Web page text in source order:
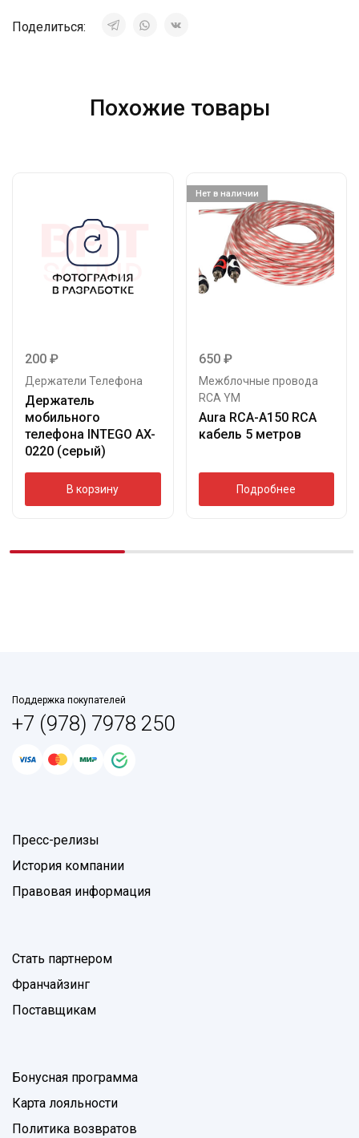
Поделиться:
Похожие товары
200 ₽
Держатели Телефона
Держатель
мобильного
телефона INTEGO AX-
0220 (серый)
В корзину
Нет в наличии
650 ₽
Межблочные провода
RCA YM
Aura RCA-A150 RCA
кабель 5 метров
Подробнее
Поддержка покупателей
+7 (978) 7978 250
Пресс-релизы
История компании
Правовая информация
Стать партнером
Франчайзинг
Поставщикам
Бонусная программа
Карта лояльности
Политика возвратов